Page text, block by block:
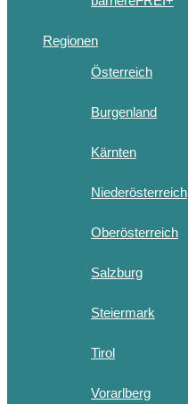
Regionen
Österreich
Burgenland
Kärnten
Niederösterreich
Oberösterreich
Salzburg
Steiermark
Tirol
Vorarlberg